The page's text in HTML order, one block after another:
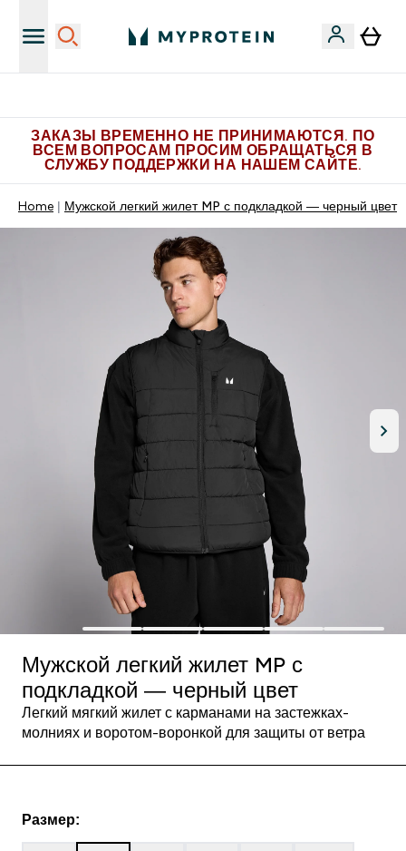
ЗАКАЗЫ ВРЕМЕННО НЕ ПРИНИМАЮТСЯ. ПО
ВСЕМ ВОПРОСАМ ПРОСИМ ОБРАЩАТЬСЯ В
СЛУЖБУ ПОДДЕРЖКИ НА НАШЕМ САЙТЕ.
Home Мужской легкий жилет MP с подкладкой — черный цвет
Мужской легкий жилет MP с
подкладкой — черный цвет
Легкий мягкий жилет с карманами на застежках-
молниях и воротом-воронкой для защиты от ветра
Размер: